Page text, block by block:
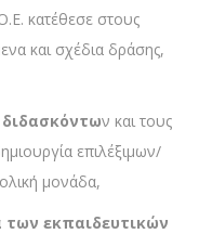
κατέθεσε στους
και σχέδια δράσης,
ν και τους
επιλέξιμων/
μονάδα,
των εκπαιδευτικών